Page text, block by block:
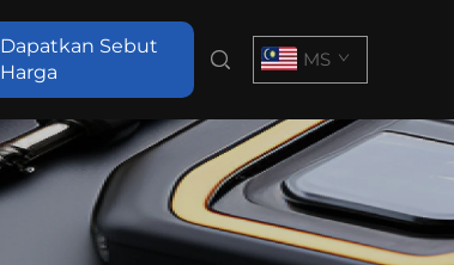
Dapatkan Sebut
Harga
MS